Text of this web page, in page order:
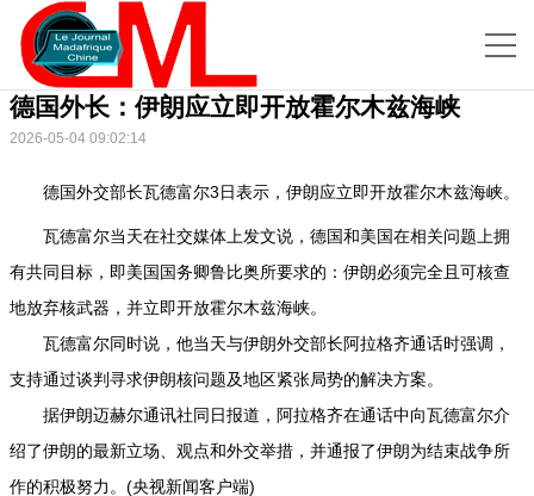
德国外长：伊朗应立即开放霍尔木兹海峡
2026-05-04 09:02:14
德国外交部长瓦德富尔3日表示，伊朗应立即开放霍尔木兹海峡。
瓦德富尔当天在社交媒体上发文说，德国和美国在相关问题上拥
有共同目标，即美国国务卿鲁比奥所要求的：伊朗必须完全且可核查
地放弃核武器，并立即开放霍尔木兹海峡。
瓦德富尔同时说，他当天与伊朗外交部长阿拉格齐通话时强调，
支持通过谈判寻求伊朗核问题及地区紧张局势的解决方案。
据伊朗迈赫尔通讯社同日报道，阿拉格齐在通话中向瓦德富尔介
绍了伊朗的最新立场、观点和外交举措，并通报了伊朗为结束战争所
作的积极努力。(央视新闻客户端)